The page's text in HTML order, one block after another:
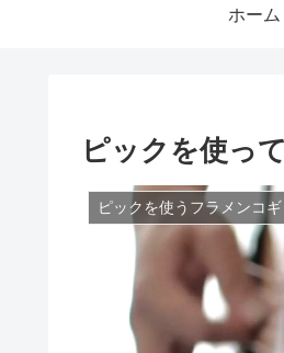
ホーム
ピックを使っ
ピックを使うフラメンコ